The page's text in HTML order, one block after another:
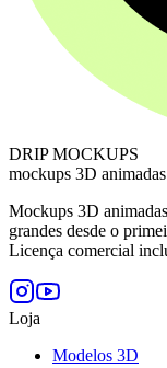
DRIP MOCKUPS
mockups 3D animadas
Mockups 3D
grandes desde o
Licença comercial
Loja
Modelos 3D